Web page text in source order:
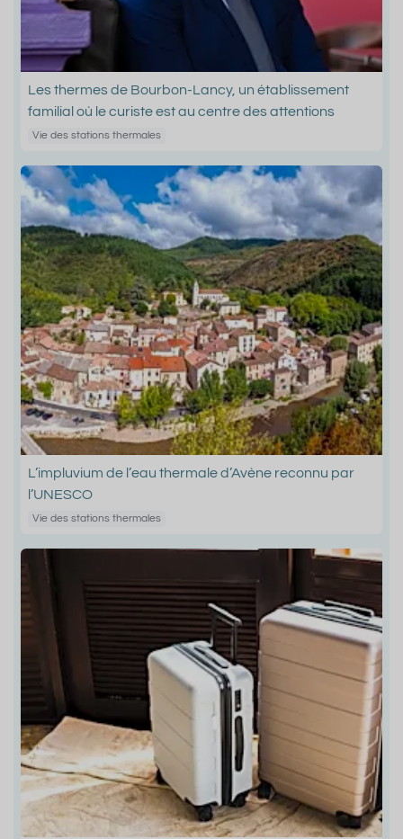
Les thermes de Bourbon-Lancy, un établissement
familial où le curiste est au centre des attentions
Vie des stations thermales
L’impluvium de l’eau thermale d’Avène reconnu par
l’UNESCO
Vie des stations thermales